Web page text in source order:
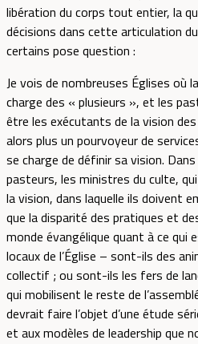
libération du corps tout entier, la
décisions dans cette articulation
certains pose question :
Je vois de nombreuses Églises où
charge des « plusieurs », et les
être les exécutants de la vision
alors plus un pourvoyeur de
se charge de définir sa vision.
pasteurs, les ministres du culte,
la vision, dans laquelle ils doivent
que la disparité des pratiques et
monde évangélique quant à ce qui
locaux de l’Église – sont-ils des
collectif ; ou sont-ils les fers de
qui mobilisent le reste de
devrait faire l’objet d’une étude
et aux modèles de leadership que